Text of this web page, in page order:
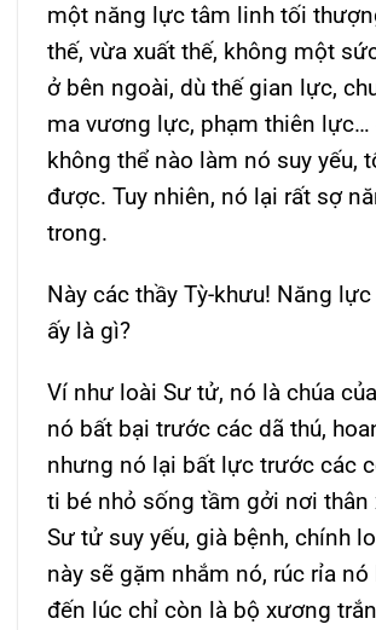
một năng lực tâm linh tối
thế, vừa xuất thế, không một
ở bên ngoài, dù thế gian lực,
ma vương lực, phạm thiên lực…
không thể nào làm nó suy yếu,
được. Tuy nhiên, nó lại rất sợ
trong.
Này các thầy Tỳ-khưu! Năng
ấy là gì?
Ví như loài Sư tử, nó là chúa
nó bất bại trước các dã thú,
nhưng nó lại bất lực trước các
ti bé nhỏ sống tầm gởi nơi thân
Sư tử suy yếu, già bệnh, chính
này sẽ gặm nhắm nó, rúc rỉa
đến lúc chỉ còn là bộ xương